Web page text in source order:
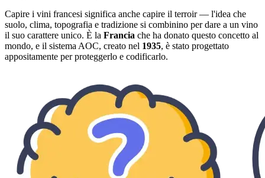
Capire i vini francesi significa anche capire il terroir — l'idea che
suolo, clima, topografia e tradizione si combinino per dare a un vino
il suo carattere unico. È la Francia che ha donato questo concetto al
mondo, e il sistema AOC, creato nel 1935, è stato progettato
appositamente per proteggerlo e codificarlo.